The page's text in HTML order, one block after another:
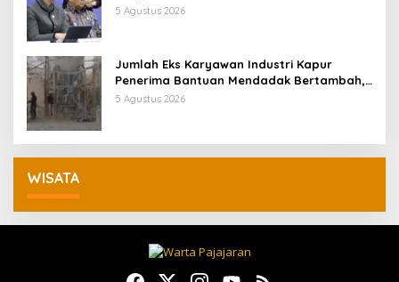
5 Agustus 2026
Jumlah Eks Karyawan Industri Kapur
Penerima Bantuan Mendadak Bertambah,
KDM: Kita Identifikasi
5 Agustus 2026
WISATA